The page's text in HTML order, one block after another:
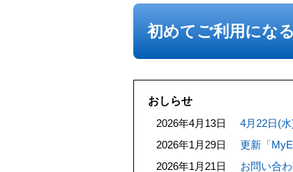
初めてご利用にな
おしらせ
2026年4月13日
4月22日(
2026年1月29日
更新「
2026年1月21日
お問い合